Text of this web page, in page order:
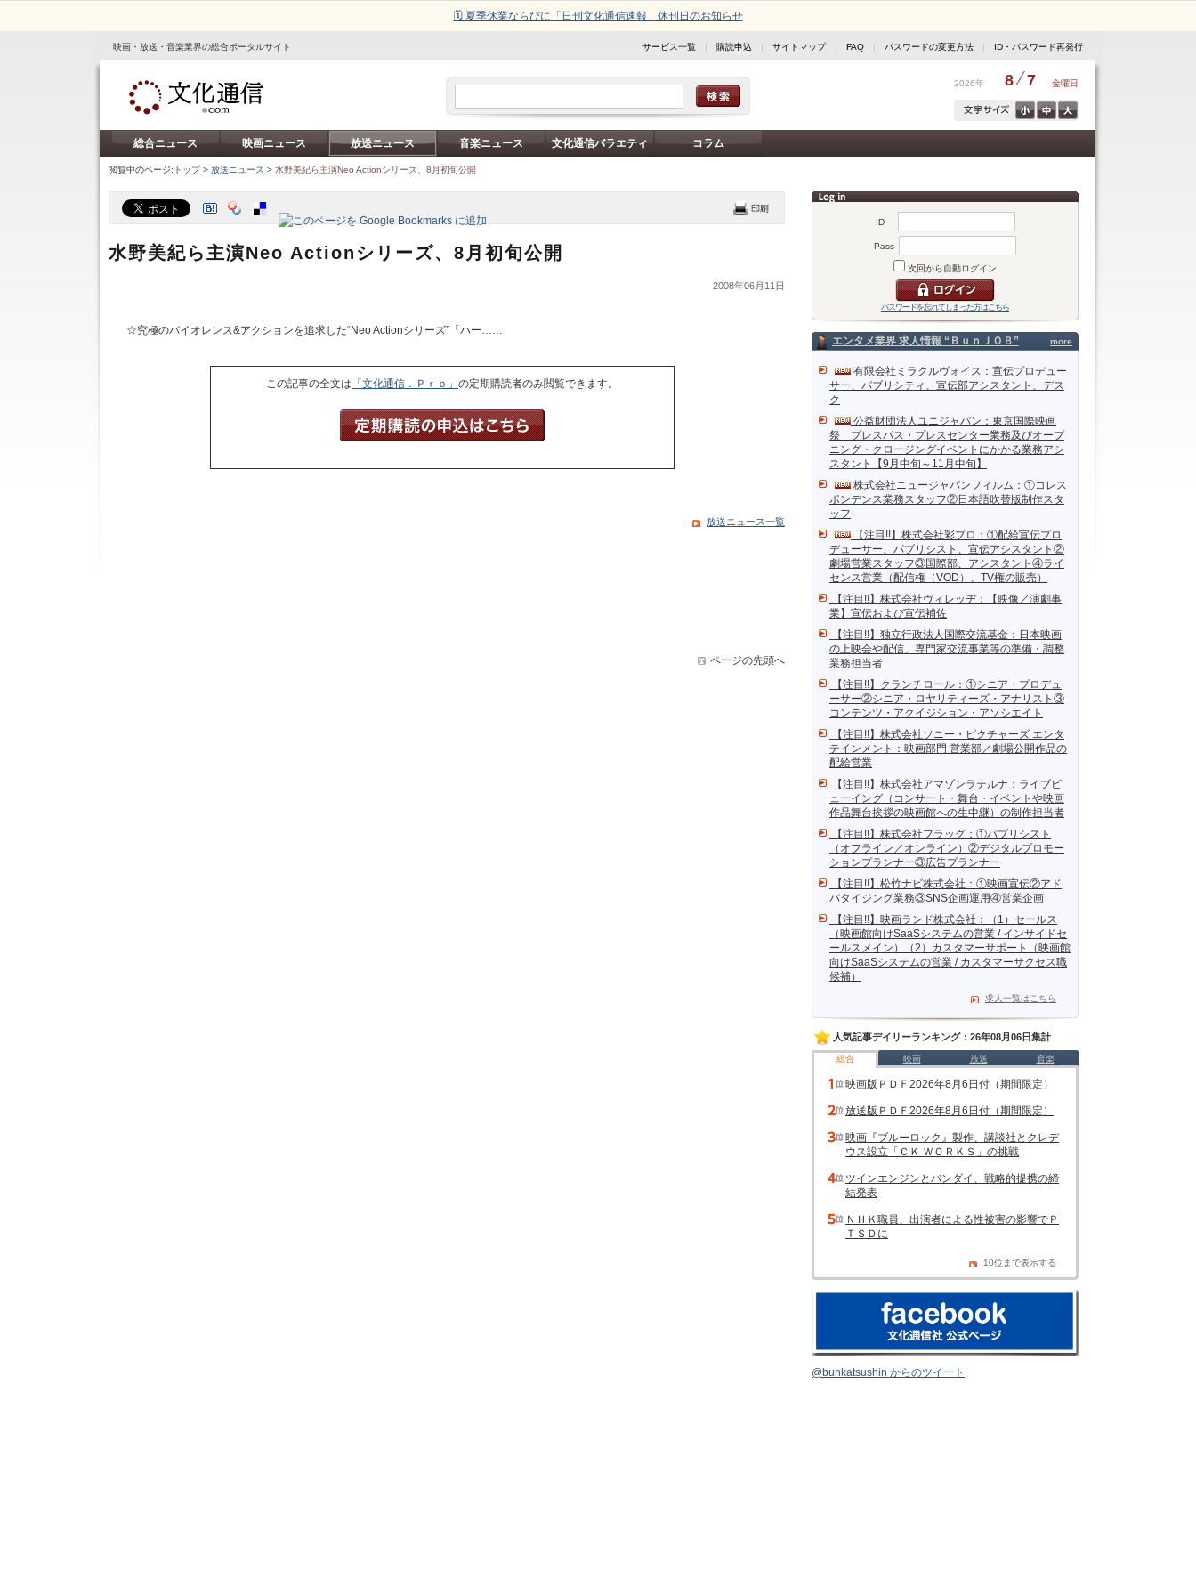
🗓️ 夏季休業ならびに「日刊文化通信速報」休刊日のお知らせ
映画・放送・音楽業界の総合ポータルサイト サービス一覧 | 購読申込 | サイトマップ| FAQ | パスワードの変更方法 | ID・パスワード再発行
2026年 8 7 金曜日
総合ニュース 映画ニュース 放送ニュース 音楽ニュース 文化通信バラエティ コラム
閲覧中のページ: トップ> 放送ニュース > 水野美紀ら主演Neo Actionシリーズ、8月初旬公開
ID
Pass
次回から自動ログイン
パスワードを忘れてしまった方はこちら
more
エンタメ業界 求人情報 “ＢｕｎＪＯＢ”
有限会社ミラクルヴォイス：宣伝プロデュー
サー、パブリシティ、宣伝部アシスタント、デス
ク
公益財団法人ユニジャパン：東京国際映画
祭 プレスパス・プレスセンター業務及びオープ
ニング・クロージングイベントにかかる業務アシ
スタント【9月中旬～11月中旬】
株式会社ニュージャパンフィルム：①コレス
ポンデンス業務スタッフ②日本語吹替版制作スタ
ッフ
【注目!!】株式会社彩プロ：①配給宣伝プロ
デューサー、パブリシスト、宣伝アシスタント②
劇場営業スタッフ③国際部、アシスタント④ライ
センス営業（配信権（VOD）、TV権の販売）
【注目!!】株式会社ヴィレッヂ：【映像／演劇事
業】宣伝および宣伝補佐
【注目!!】独立行政法人国際交流基金：日本映画
の上映会や配信、専門家交流事業等の準備・調整
業務担当者
【注目!!】クランチロール：①シニア・プロデュ
ーサー②シニア・ロヤリティーズ・アナリスト③
コンテンツ・アクイジション・アソシエイト
【注目!!】株式会社ソニー・ピクチャーズ エンタ
テインメント：映画部門 営業部／劇場公開作品の
配給営業
【注目!!】株式会社アマゾンラテルナ：ライブビ
ューイング（コンサート・舞台・イベントや映画
作品舞台挨拶の映画館への生中継）の制作担当者
【注目!!】株式会社フラッグ：①パブリシスト
（オフライン／オンライン）②デジタルプロモー
ションプランナー③広告プランナー
【注目!!】松竹ナビ株式会社：①映画宣伝②アド
バタイジング業務③SNS企画運用④営業企画
【注目!!】映画ランド株式会社：（1）セールス
（映画館向けSaaSシステムの営業 / インサイドセ
ールスメイン）（2）カスタマーサポート（映画館
向けSaaSシステムの営業 / カスタマーサクセス職
候補）
求人一覧はこちら
人気記事デイリーランキング：26年08月06日集計
総合 映画 放送 音楽
映画版ＰＤＦ2026年8月6日付（期間限定）
放送版ＰＤＦ2026年8月6日付（期間限定）
映画『ブルーロック』製作、講談社とクレデ
ウス設立「ＣＫ ＷＯＲＫＳ」の挑戦
ツインエンジンとバンダイ、戦略的提携の締
結発表
ＮＨＫ職員、出演者による性被害の影響でＰ
ＴＳＤに
10位まで表示する
@bunkatsushin からのツイート
水野美紀ら主演Neo Actionシリーズ、8月初旬公開
2008年06月11日
☆究極のバイオレンス&アクションを追求した“Neo Actionシリーズ”「ハー……
この記事の全文は 「文化通信．Ｐｒｏ」 の定期購読者のみ閲覧できます。
放送ニュース一覧
ページの先頭へ